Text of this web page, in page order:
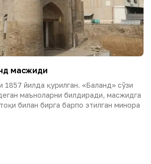
масжиди
йилда қурилган. «Баланд» сўзи
маъноларни билдиради, масжидга
билан бирга барпо этилган минора